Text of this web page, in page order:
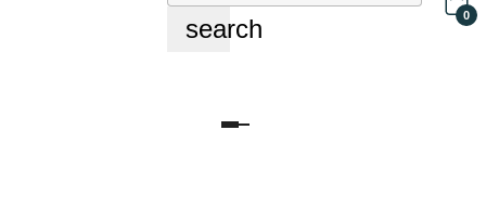
search 0
navigazione